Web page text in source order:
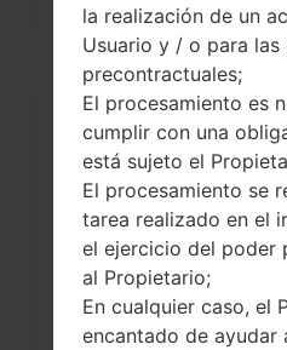
la realización de un
Usuario y / o para
precontractuales;
El procesamiento es
cumplir con una
está sujeto el
El procesamiento se
tarea realizado en el
el ejercicio del poder
al Propietario;
En cualquier caso, el
encantado de ayudar